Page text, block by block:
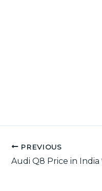
PREVIOUS
Audi Q8 Price in India